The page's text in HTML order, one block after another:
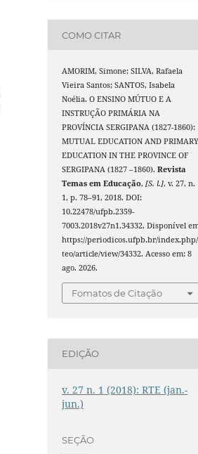
COMO CITAR
AMORIM, Simone; SILVA, Rafaela
Vieira Santos; SANTOS, Isabela
Noélia. O ENSINO MÚTUO E A
INSTRUÇÃO PRIMÁRIA NA
PROVÍNCIA SERGIPANA (1827-1860):
MUTUAL EDUCATION AND
EDUCATION IN THE PROVINCE OF
SERGIPANA (1827 –1860).Revista
Temas em Educação,[S. l.], v. 27, n.
1, p. 78–91, 2018. DOI:
10.22478/ufpb.2359-
7003.2018v27n1.34332. Disponível
https://periodicos.ufpb.br/
teo/article/view/34332. Acesso em: 8
ago. 2026.
Fomatos de Citação
EDIÇÃO
v. 27 n. 1 (2018): RTE (jan.-
jun.)
SEÇÃO